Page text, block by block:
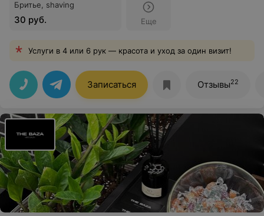
Бритье, shaving
30 руб. Еще
Услуги в 4 или 6 рук — красота и уход за один визит!
Записаться Отзывы22